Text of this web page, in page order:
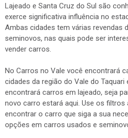
Lajeado e Santa Cruz do Sul são
exerce significativa influência no
Ambas cidades tem várias revendas
seminovos, nas quais pode ser
vender carros.
No Carros no Vale você encontrará
cidades da região do Vale do Taquari
encontrará carros em lajeado, seja
novo carro estará aqui. Use os filtros
encontrar o carro que siga a sua
opções em carros usados e